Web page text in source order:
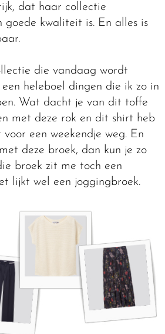
dat haar collectie
goede kwaliteit is. En alles is
die vandaag wordt
heleboel dingen die ik zo in
Wat dacht je van dit toffe
met deze rok en dit shirt heb
een weekendje weg. En
deze broek, dan kun je zo
broek zit me toch een
lijkt wel een joggingbroek.